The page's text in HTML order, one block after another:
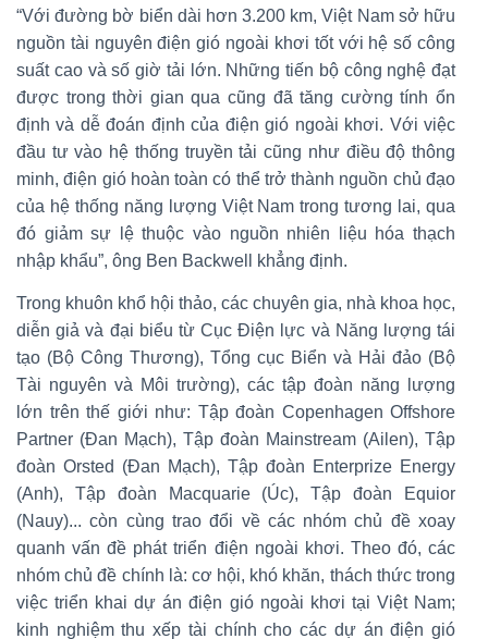
“Với đường bờ biển dài hơn 3.200 km, Việt Nam sở hữu
nguồn tài nguyên điện gió ngoài khơi tốt với hệ số công
suất cao và số giờ tải lớn. Những tiến bộ công nghệ đạt
được trong thời gian qua cũng đã tăng cường tính ổn
định và dễ đoán định của điện gió ngoài khơi. Với việc
đầu tư vào hệ thống truyền tải cũng như điều độ thông
minh, điện gió hoàn toàn có thể trở thành nguồn chủ đạo
của hệ thống năng lượng Việt Nam trong tương lai, qua
đó giảm sự lệ thuộc vào nguồn nhiên liệu hóa thạch
nhập khẩu”, ông Ben Backwell khẳng định.
Trong khuôn khổ hội thảo, các chuyên gia, nhà khoa học,
diễn giả và đại biểu từ Cục Điện lực và Năng lượng tái
tạo (Bộ Công Thương), Tổng cục Biển và Hải đảo (Bộ
Tài nguyên và Môi trường), các tập đoàn năng lượng
lớn trên thế giới như: Tập đoàn Copenhagen Offshore
Partner (Đan Mạch), Tập đoàn Mainstream (Ailen), Tập
đoàn Orsted (Đan Mạch), Tập đoàn Enterprize Energy
(Anh), Tập đoàn Macquarie (Úc), Tập đoàn Equior
(Nauy)... còn cùng trao đổi về các nhóm chủ đề xoay
quanh vấn đề phát triển điện ngoài khơi. Theo đó, các
nhóm chủ đề chính là: cơ hội, khó khăn, thách thức trong
việc triển khai dự án điện gió ngoài khơi tại Việt Nam;
kinh nghiệm thu xếp tài chính cho các dự án điện gió